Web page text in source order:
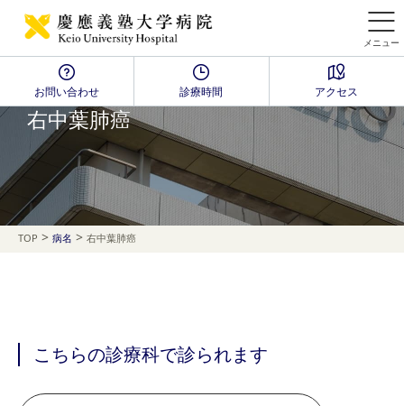
メニュー
お問い合わせ 診療時間 アクセス
Disease Name Search
右中葉肺癌
TOP > 病名 > 右中葉肺癌
こちらの診療科で診られます